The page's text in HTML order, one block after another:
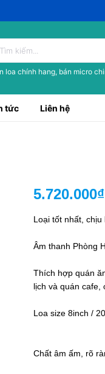
loa chính hang, bán micro
tức Liên hệ
5.720.000₫
Loại tốt nhất, chịu
Âm thanh Phòng
Thích hợp quán
lịch và quán cafe,
Loa size 8inch /
Chất âm ấm, rõ